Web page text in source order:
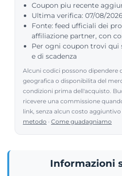
Coupon piu recente
Ultima verifica: 07/08/2026
Fonte: feed ufficiali dei
affiliazione partner, con
Per ogni coupon trovi qui
e di scadenza
Alcuni codici possono dipendere
geografica o disponibilita del
condizioni prima dell'acquisto.
ricevere una commissione
link, senza alcun costo aggiuntivo
metodo · Come guadagniamo
Informazioni